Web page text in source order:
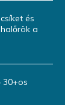
és
a
30+os